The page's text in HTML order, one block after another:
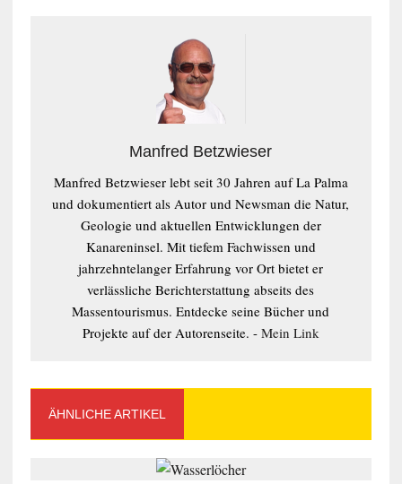
Manfred Betzwieser
Manfred Betzwieser lebt seit 30 Jahren auf La Palma
und dokumentiert als Autor und Newsman die Natur,
Geologie und aktuellen Entwicklungen der
Kanareninsel. Mit tiefem Fachwissen und
jahrzehntelanger Erfahrung vor Ort bietet er
verlässliche Berichterstattung abseits des
Massentourismus. Entdecke seine Bücher und
Projekte auf der Autorenseite. - Mein Link
ÄHNLICHE ARTIKEL